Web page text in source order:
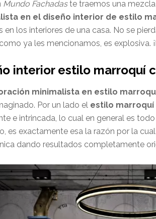
Mundo Fachadaste traemos una
en el diseño interior de estilo
en los interiores de una casa. No se
ya les mencionamos, es explosiva.
interior estilo marroquí
minimalista en estilo
Por un lado el estilo marroquí
e intrincada, lo cual en general es
es exactamente esa la razón por la
dando resultados completamente